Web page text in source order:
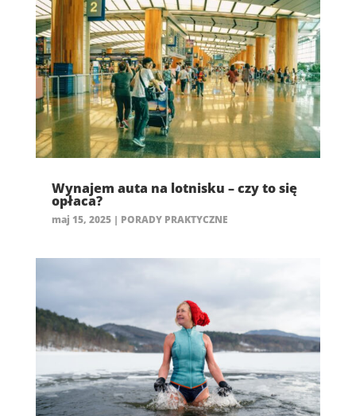
Wynajem auta na lotnisku – czy to się
opłaca?
maj 15, 2025| PORADY PRAKTYCZNE